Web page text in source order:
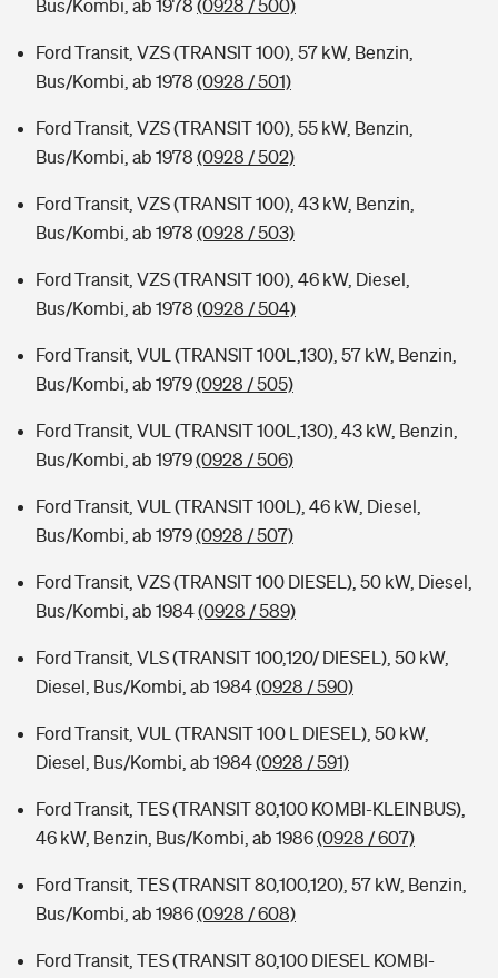
Bus/Kombi, ab 1978 (0928 / 500)
Ford Transit, VZS (TRANSIT 100), 57 kW, Benzin,
Bus/Kombi, ab 1978 (0928 / 501)
Ford Transit, VZS (TRANSIT 100), 55 kW, Benzin,
Bus/Kombi, ab 1978 (0928 / 502)
Ford Transit, VZS (TRANSIT 100), 43 kW, Benzin,
Bus/Kombi, ab 1978 (0928 / 503)
Ford Transit, VZS (TRANSIT 100), 46 kW, Diesel,
Bus/Kombi, ab 1978 (0928 / 504)
Ford Transit, VUL (TRANSIT 100L,130), 57 kW, Benzin,
Bus/Kombi, ab 1979(0928 / 505)
Ford Transit, VUL (TRANSIT 100L,130), 43 kW, Benzin,
Bus/Kombi, ab 1979(0928 / 506)
Ford Transit, VUL (TRANSIT 100L), 46 kW, Diesel,
Bus/Kombi, ab 1979(0928 / 507)
Ford Transit, VZS (TRANSIT 100 DIESEL), 50 kW, Diesel,
Bus/Kombi, ab 1984(0928 / 589)
Ford Transit, VLS (TRANSIT 100,120/ DIESEL), 50 kW,
Diesel, Bus/Kombi, ab 1984(0928 / 590)
Ford Transit, VUL (TRANSIT 100 L DIESEL), 50 kW,
Diesel, Bus/Kombi, ab 1984(0928 / 591)
Ford Transit, TES (TRANSIT 80,100 KOMBI-KLEINBUS),
46 kW, Benzin, Bus/Kombi, ab 1986(0928 / 607)
Ford Transit, TES (TRANSIT 80,100,120), 57 kW, Benzin,
Bus/Kombi, ab 1986(0928 / 608)
Ford Transit, TES (TRANSIT 80,100 DIESEL KOMBI-